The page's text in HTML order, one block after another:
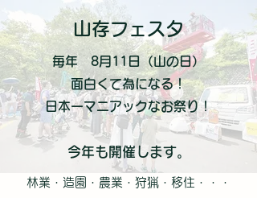
​山存​フェスタ
毎年 8月11日（山の日）
面白くて為になる！
日本一マニアックなお祭り！
今年も開催します。
林業・造園・農業・狩猟・移住・・・